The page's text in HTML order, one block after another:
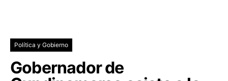
Política y Gobierno
Gobernador de